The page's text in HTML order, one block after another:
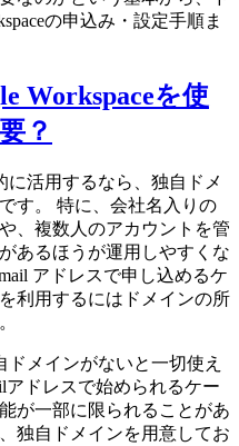
の申込み・設定手順ま
Workspaceを使
？
に活用するなら、独自ドメ
す。 特に、会社名入りの
、複数人のアカウントを管
あるほうが運用しやすくな
アドレスで申し込めるケ
利用するにはドメインの所
ドメインがないと一切使え
アドレスで始められるケー
が一部に限られることがあ
独自ドメインを用意してお